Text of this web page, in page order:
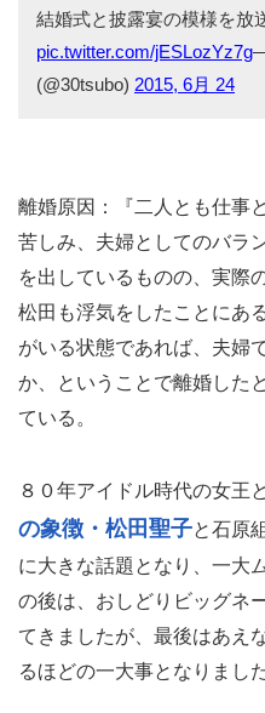
結婚式と披露宴の模様を放
pic.twitter.com/jESLozYz7g
(@30tsubo) 2015, 6月 24
離婚原因：『二人とも仕事
苦しみ、夫婦としてのバラ
を出しているものの、実際
松田も浮気をしたことにあ
がいる状態であれば、夫婦
か、ということで離婚した
ている。
８０年アイドル時代の女王
の象徴・松田聖子と石原
に大きな話題となり、一大
の後は、おしどりビッグネ
てきましたが、最後はあえ
るほどの一大事となりました